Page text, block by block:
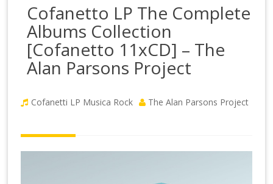
Cofanetto LP The Complete
Albums Collection
[Cofanetto 11xCD] – The
Alan Parsons Project
Cofanetti LP Musica Rock The Alan Parsons Project